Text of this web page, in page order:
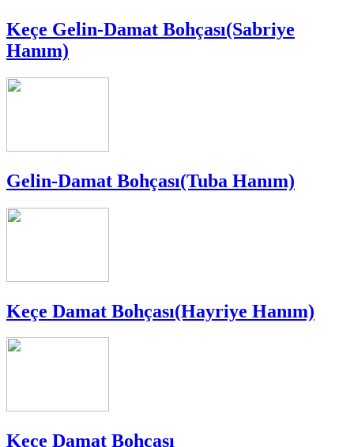
Keçe Gelin-Damat Bohçası(Sabriye
Hanım)
Gelin-Damat Bohçası(Tuba Hanım)
Keçe Damat Bohçası(Hayriye Hanım)
Keçe Damat Bohçası